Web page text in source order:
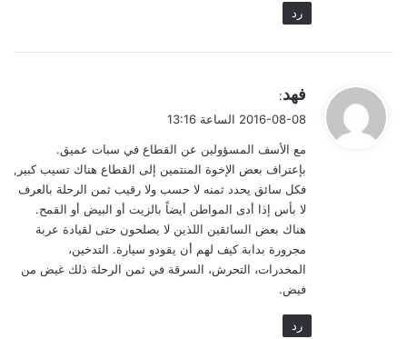
رد
ي
ل
فهد:
2016-08-08 الساعة 13:16
مع الأسف المسؤولين عن القطاع في سبات عميق.
بإعتراف بعض الإخوة المنتمين إلى القطاع هناك تسيب كبير,
فكل سائق يحدد ثمنه لا حسب ولا رقيب ثمن الرحلة بالعرف
لا بأس إذا أدى المواطن أيضاً بالزيت أو البيض أو القمح.
هناك بعض السائقين اللذين لا يصلحون حتى لقيادة عربة
مجرورة بدابة كيف لهم أن يقودو سيارة. التدخين،
المخدرات، التحرش، السرقة في ثمن الرحلة ذلك غيض من
فيض.
رد